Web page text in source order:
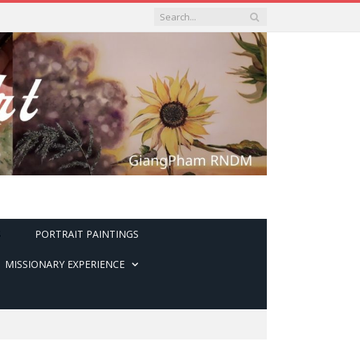
PORTRAIT PAINTINGS
MISSIONARY EXPERIENCE